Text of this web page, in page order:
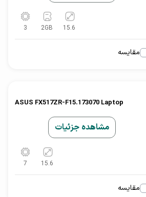
15.6
2GB
3
مقایسه
15.6
7
ASUS FX517ZR-F15.173070 Laptop
مشاهده جزئیات
مقایسه